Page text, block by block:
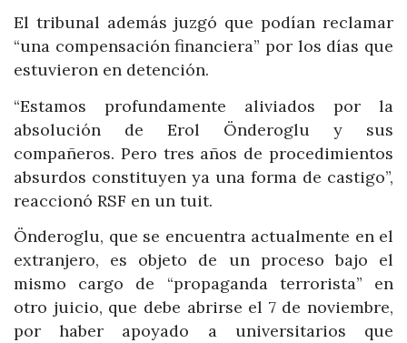
El tribunal además juzgó que podían reclamar
“una compensación financiera” por los días que
estuvieron en detención.
“Estamos profundamente aliviados por la
absolución de Erol Önderoglu y sus
compañeros. Pero tres años de procedimientos
absurdos constituyen ya una forma de castigo”,
reaccionó RSF en un tuit.
Önderoglu, que se encuentra actualmente en el
extranjero, es objeto de un proceso bajo el
mismo cargo de “propaganda terrorista” en
otro juicio, que debe abrirse el 7 de noviembre,
por haber apoyado a universitarios que